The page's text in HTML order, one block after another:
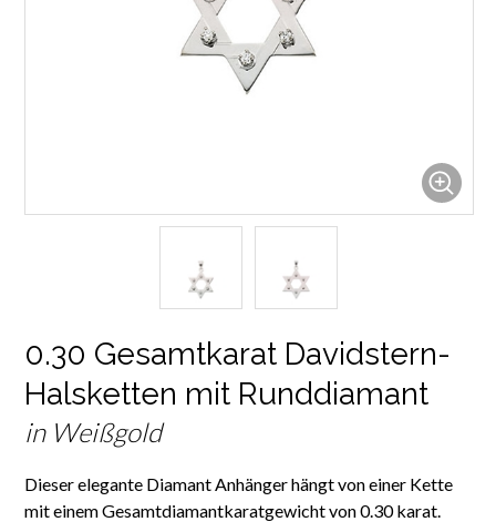
0.30 Gesamtkarat Davidstern-
Halsketten mit Runddiamant
in Weißgold
Dieser elegante Diamant Anhänger hängt von einer Kette
mit einem Gesamtdiamantkaratgewicht von 0.30 karat.